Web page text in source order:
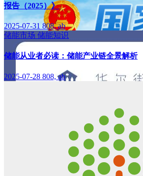
报告（2025）》
2025-07-31 808, ab
储能市场 储能知识
储能从业者必读：储能产业链全景解析
2025-07-28 808, ab